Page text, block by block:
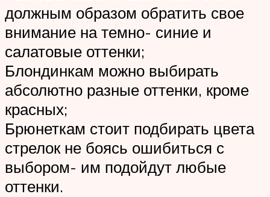
должным образом обратить свое
внимание на темно- синие и
салатовые оттенки;
Блондинкам можно выбирать
абсолютно разные оттенки, кроме
красных;
Брюнеткам стоит подбирать цвета
стрелок не боясь ошибиться с
выбором- им подойдут любые
оттенки.